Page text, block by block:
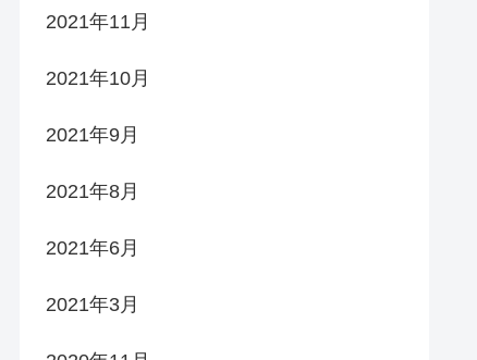
2021年11月
2021年10月
2021年9月
2021年8月
2021年6月
2021年3月